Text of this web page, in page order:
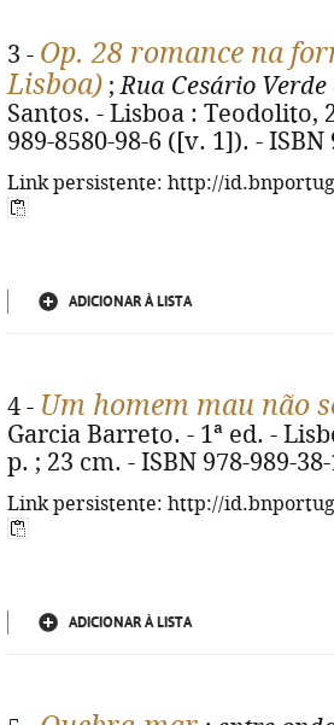
3 - Op. 28 romance na
Lisboa) ;Rua Cesário
Santos. - Lisboa : Teodolito,
989-8580-98-6 ([v. 1]). -
Link persistente: http://
ADICIONAR À LISTA
4 - Um homem mau não
Garcia Barreto. - 1ª ed. -
p. ; 23 cm. - ISBN 978-989-
Link persistente: http://
ADICIONAR À LISTA